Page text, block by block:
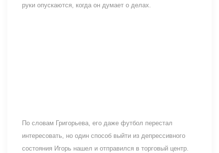
руки опускаются, когда он думает о делах.
По словам Григорьева, его даже футбол перестал
интересовать, но один способ выйти из депрессивного
состояния Игорь нашел и отправился в торговый центр.